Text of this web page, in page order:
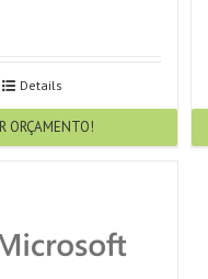
Details
ORÇAMENTO!